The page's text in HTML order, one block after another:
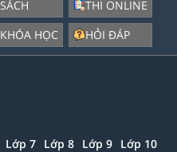
SÁCH
KHÓA HỌC
THI ONLINE
HỎI ĐÁP
Lớp 7 Lớp 8 Lớp 9 Lớp 10